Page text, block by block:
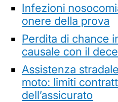
Infezioni
onere della prova
Perdita di chance
causale con il
Assistenza
moto: limiti
dell’assicurato